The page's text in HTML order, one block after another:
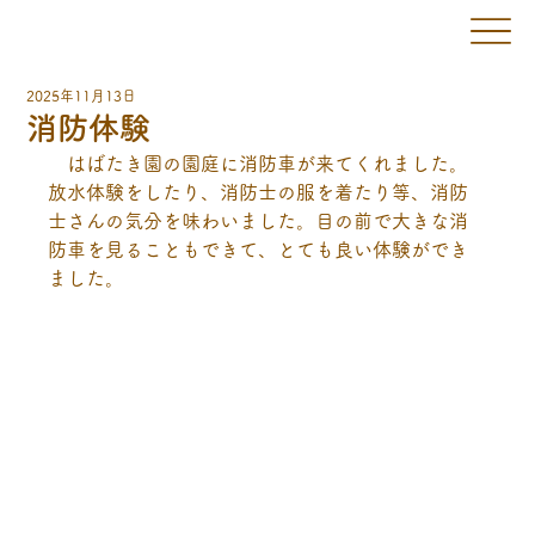
消防体験
2025年11月13日
はばたき園の園庭に消防車が来てくれました。
放水体験をしたり、消防士の服を着たり等、消防
士さんの気分を味わいました。目の前で大きな消
防車を見ることもできて、とても良い体験ができ
ました。